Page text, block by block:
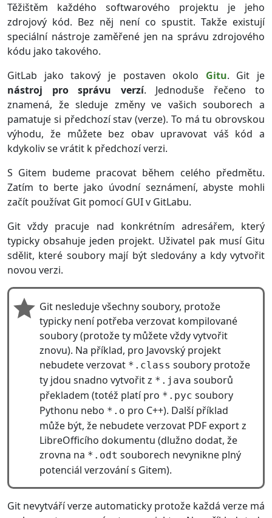
Těžištěm každého softwarového projektu je jeho
zdrojový kód. Bez něj není co spustit. Takže existují
speciální nástroje zaměřené jen na správu zdrojového
kódu jako takového.
GitLab jako takový je postaven okolo Gitu. Git je
nástroj pro správu verzí. Jednoduše řečeno to
znamená, že sleduje změny ve vašich souborech a
pamatuje si předchozí stav (verze). To má tu obrovskou
výhodu, že můžete bez obav upravovat váš kód a
kdykoliv se vrátit k předchozí verzi.
S Gitem budeme pracovat během celého předmětu.
Zatím to berte jako úvodní seznámení, abyste mohli
začít používat Git pomocí GUI v GitLabu.
Git vždy pracuje nad konkrétním adresářem, který
typicky obsahuje jeden projekt. Uživatel pak musí Gitu
sdělit, které soubory mají být sledovány a kdy vytvořit
novou verzi.
Git nesleduje všechny soubory, protože
typicky není potřeba verzovat kompilované
soubory (protože ty můžete vždy vytvořit
znovu). Na příklad, pro Javovský projekt
nebudete verzovat *.class soubory protože
ty jdou snadno vytvořit z *.java souborů
překladem (totéž platí pro *.pyc soubory
Pythonu nebo *.o pro C++). Další příklad
může být, že nebudete verzovat PDF export z
LibreOfficího dokumentu (dlužno dodat, že
zrovna na *.odt souborech nevynikne plný
potenciál verzování s Gitem).
Git nevytváří verze automaticky protože každá verze má